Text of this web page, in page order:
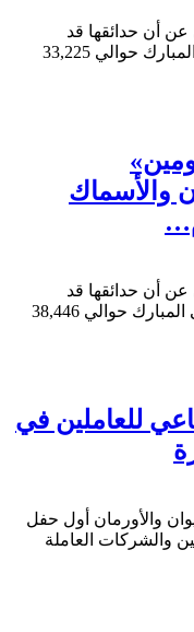
أن حدائقها قد
استقبلت خلال اليوم الثالث لعيد الأضحى المبارك حوالي 33,225
يومين»
والأسماك
أن حدائقها قد
استقبلت خلال أول وثاني أيام عيد الأضحى المبارك حوالي 38,446
للعاملين في
والأورمان أول حفل
والشركات العاملة